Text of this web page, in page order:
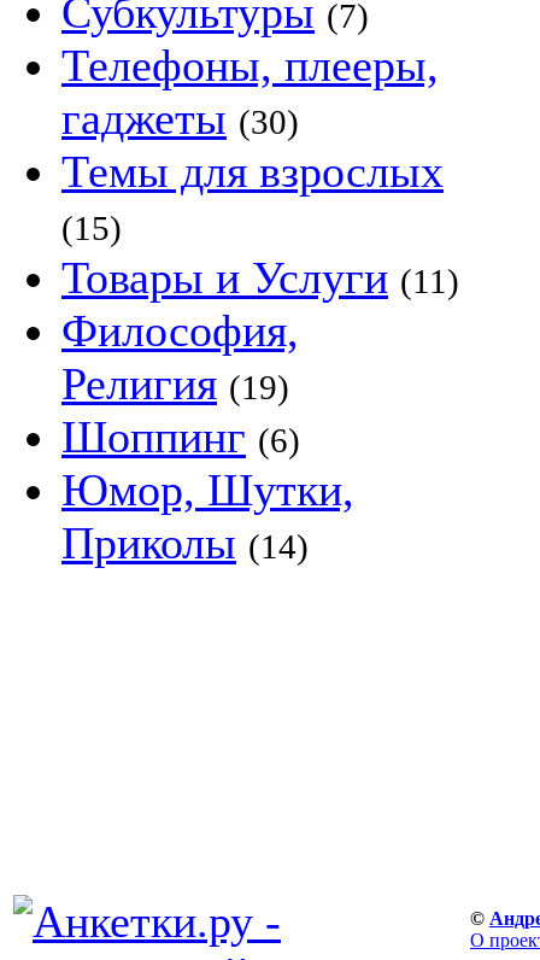
Субкультуры (7)
Телефоны, плееры,
гаджеты (30)
Темы для взрослых
(15)
Товары и Услуги (11)
Философия,
Религия (19)
Шоппинг (6)
Юмор, Шутки,
Приколы (14)
©
О